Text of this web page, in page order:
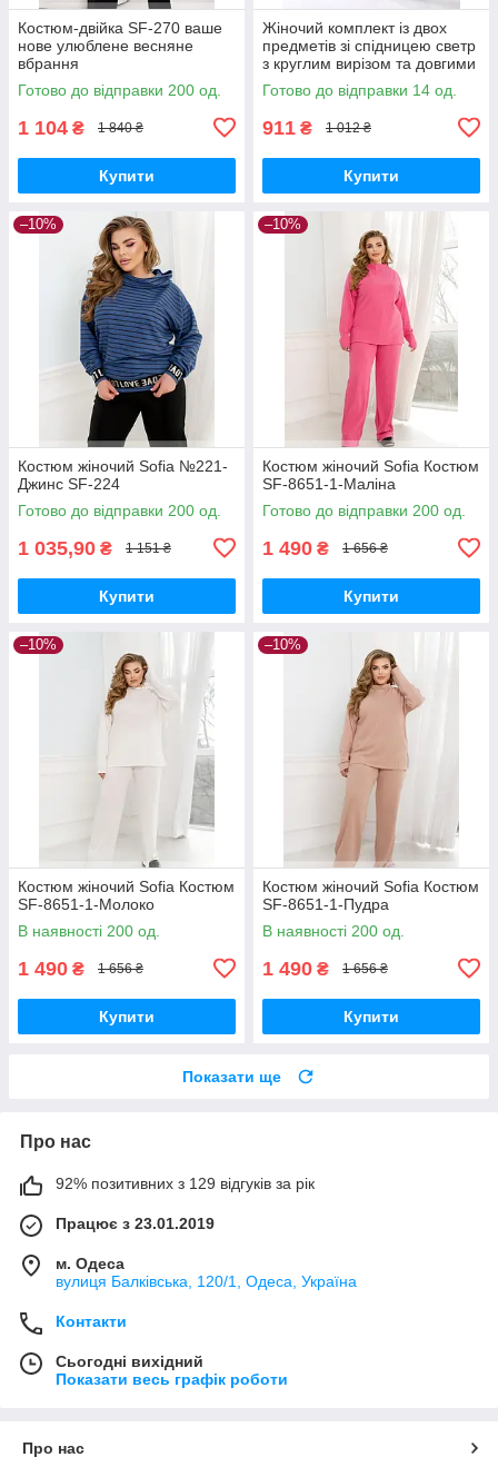
Костюм-двійка SF-270 ваше
нове улюблене весняне
вбрання
Готово до відправки 200 од.
1 104 ₴ 1 840 ₴
Купити
Жіночий комплект із двох
предметів зі спідницею светр
з круглим вирізом та довгими
рукавами та спідниця SF-
2024
Готово до відправки 14 од.
911 ₴ 1 012 ₴
Купити
–10%
Костюм жіночий Sofia №221-
Джинс SF-224
Готово до відправки 200 од.
1 035,90 ₴ 1 151 ₴
Купити
–10%
Костюм жіночий Sofia Костюм
SF-8651-1-Маліна
Готово до відправки 200 од.
1 490 ₴ 1 656 ₴
Купити
–10%
Костюм жіночий Sofia Костюм
SF-8651-1-Молоко
В наявності 200 од.
1 490 ₴ 1 656 ₴
Купити
–10%
Костюм жіночий Sofia Костюм
SF-8651-1-Пудра
В наявності 200 од.
1 490 ₴ 1 656 ₴
Купити
Показати ще
Про нас
92% позитивних з 129 відгуків за рік
Працює з 23.01.2019
м. Одеса
вулиця Балківська, 120/1, Одеса, Україна
Контакти
Сьогодні вихідний
Показати весь графік роботи
Про нас